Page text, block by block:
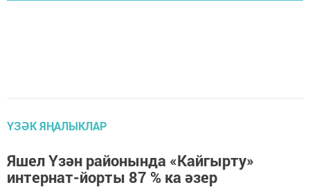
ҮЗӘК ЯҢАЛЫКЛАР
Яшел Үзән районында «Кайгырту»
интернат-йорты 87 % ка әзер